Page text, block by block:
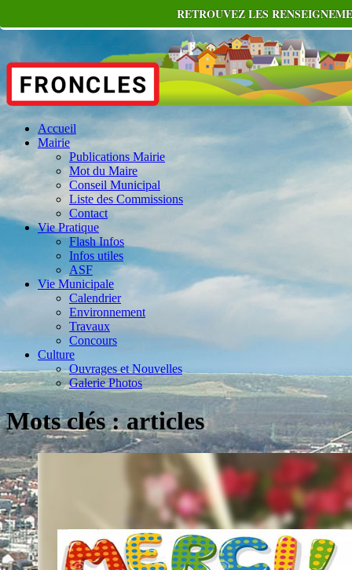
Accueil
Mairie
Publications Mairie
Mot du Maire
Conseil Municipal
Liste des Commissions
Contact
Vie Pratique
Flash Infos
Infos utiles
ASF
Vie Municipale
Calendrier
Environnement
Travaux
Concours
Culture
Ouvrages et Nouvelles
Galerie Photos
Mots clés : articles
RETROUVEZ LES